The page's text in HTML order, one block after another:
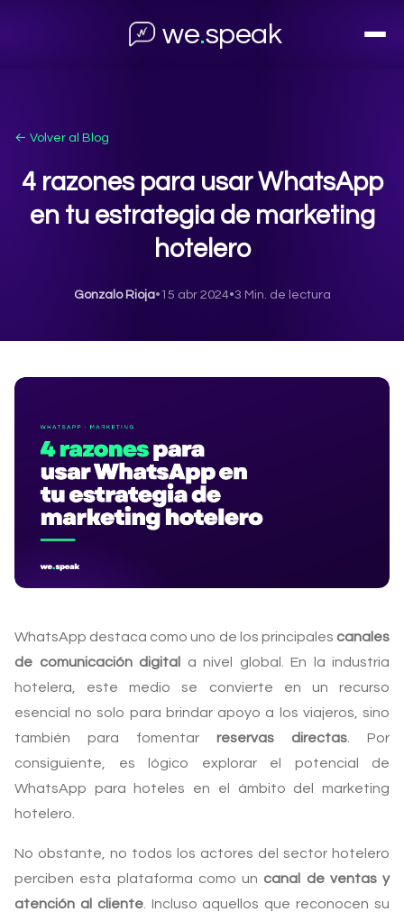
we.speak
← Volver al Blog
4 razones para usar WhatsApp
en tu estrategia de marketing
hotelero
Gonzalo Rioja• 15 abr 2024•3 Min. de lectura
WhatsApp destaca como uno de los principales canales
de comunicación digital
a nivel global. En la industria
hotelera, este medio se convierte en un recurso
esencial no solo para brindar apoyo a los viajeros, sino
también para fomentar reservas directas . Por
consiguiente, es lógico explorar el potencial de
WhatsApp para hoteles en el ámbito del marketing
hotelero.
No obstante, no todos los actores del sector hotelero
perciben esta plataforma como un canal de ventas y
atención al cliente. Incluso aquellos que reconocen su